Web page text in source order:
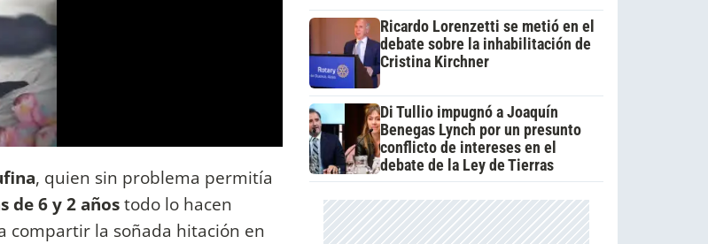
, quien sin problema permitía
de 6 y 2 añostodo lo hacen
compartir la soñada hitación en
Ricardo Lorenzetti se metió en el
debate sobre la inhabilitación de
Cristina Kirchner
Di Tullio impugnó a Joaquín
Benegas Lynch por un presunto
conflicto de intereses en el
debate de la Ley de Tierras